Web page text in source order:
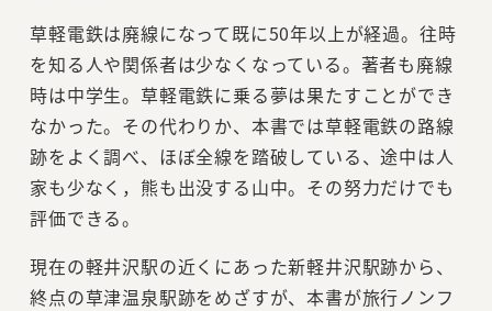
草軽電鉄は廃線になって既に50年以上が経過。往時
を知る人や関係者は少なくなっている。著者も廃線
時は中学生。草軽電鉄に乗る夢は果たすことができ
なかった。その代わりか、本書では草軽電鉄の路線
跡をよく調べ、ほぼ全線を踏破している、途中は人
家も少なく，熊も出没する山中。その努力だけでも
評価できる。
現在の軽井沢駅の近くにあった新軽井沢駅跡から、
終点の草津温泉駅跡をめざすが、本書が旅行ノンフ